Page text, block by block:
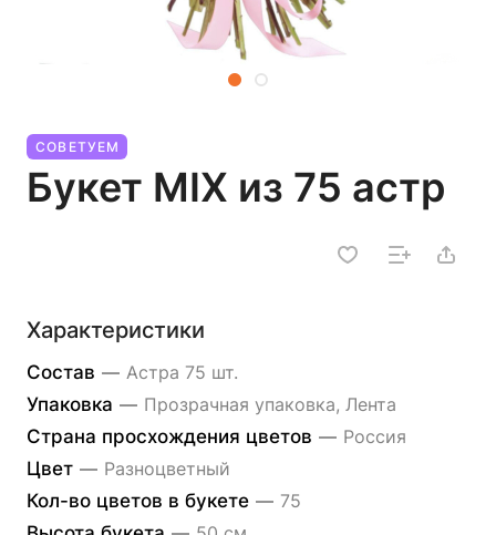
СОВЕТУЕМ
Букет MIX из 75 астр
Характеристики
Состав — Астра 75 шт.
Упаковка — Прозрачная упаковка, Лента
Страна просхождения цветов — Россия
Цвет — Разноцветный
Кол-во цветов в букете — 75